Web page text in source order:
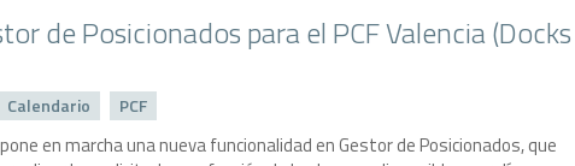
de Posicionados para el PCF Valencia (Docks
Calendario PCF
en marcha una nueva funcionalidad en Gestor de Posicionados, que